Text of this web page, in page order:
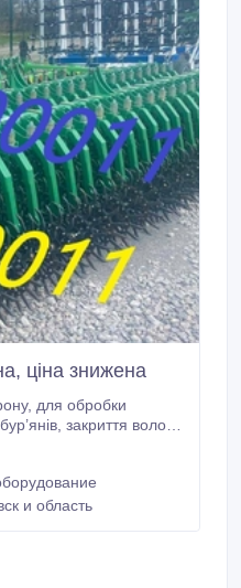
ціна знижена
працювати
метрів. робочий орган -
и область